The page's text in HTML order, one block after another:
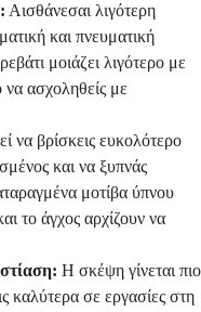
Αισθάνεσαι λιγότερη
και πνευματική
μοιάζει λιγότερο με
να ασχοληθείς με
να βρίσκεις ευκολότερο
και να ξυπνάς
μοτίβα ύπνου
το άγχος αρχίζουν να
Η σκέψη γίνεται πιο
καλύτερα σε εργασίες στη